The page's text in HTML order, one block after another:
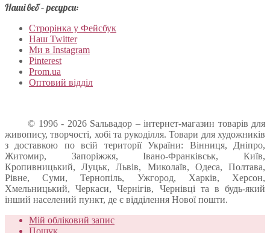
Наші веб – ресурси:
Строрінка у Фейсбук
Наш Twitter
Ми в Instagram
Pinterest
Prom.ua
Оптовий відділ
© 1996 - 2026 Sальвадор – інтернет-магазин товарів для
живопису, творчості, хобі та рукоділля. Товари для художників
з доставкою по всій території України: Вінниця, Дніпро,
Житомир, Запоріжжя, Івано-Франківськ, Київ,
Кропивницький, Луцьк, Львів, Миколаїв, Одеса, Полтава,
Рівне, Суми, Тернопіль, Ужгород, Харків, Херсон,
Хмельницький, Черкаси, Чернігів, Чернівці та в будь-який
інший населений пункт, де є відділення Нової пошти.
Мій обліковий запис
Пошук